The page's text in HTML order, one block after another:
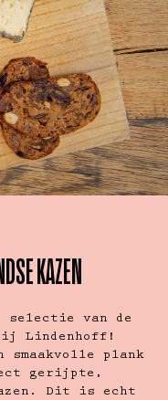
KAZEN
selectie van de
Lindenhoff!
plank
gerijpte,
Dit is echt